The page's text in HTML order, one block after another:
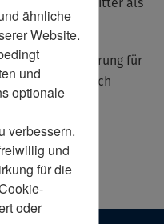
ähnliche
Website.
und
optionale
verbessern.
und
für die
oder
für
nach